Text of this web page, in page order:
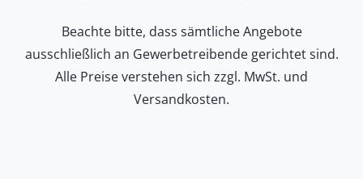
Beachte bitte, dass sämtliche Angebote
ausschließlich an Gewerbetreibende gerichtet sind.
Alle Preise verstehen sich zzgl. MwSt. und
Versandkosten.